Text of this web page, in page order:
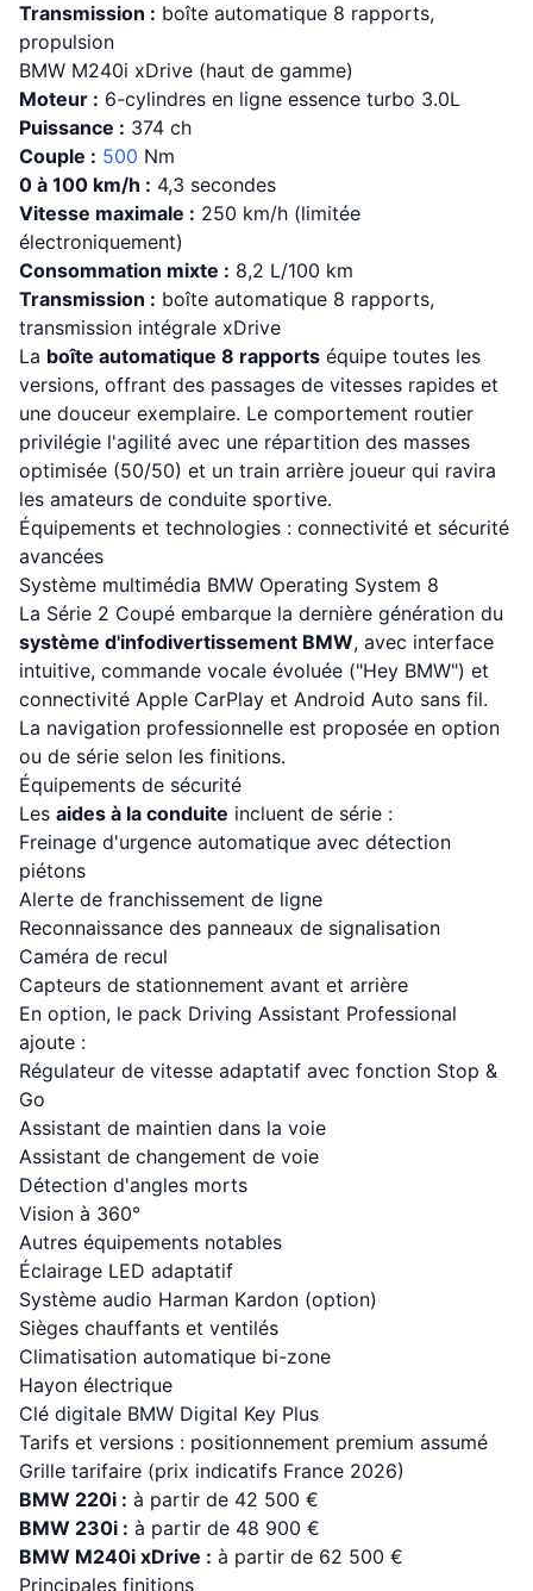
Transmission : boîte automatique 8 rapports,
propulsion
BMW M240i xDrive (haut de gamme)
Moteur : 6-cylindres en ligne essence turbo 3.0L
Puissance : 374 ch
Couple : 500 Nm
0 à 100 km/h : 4,3 secondes
Vitesse maximale : 250 km/h (limitée
électroniquement)
Consommation mixte : 8,2 L/100 km
Transmission : boîte automatique 8 rapports,
transmission intégrale xDrive
La boîte automatique 8 rapports équipe toutes les
versions, offrant des passages de vitesses rapides et
une douceur exemplaire. Le comportement routier
privilégie l'agilité avec une répartition des masses
optimisée (50/50) et un train arrière joueur qui ravira
les amateurs de conduite sportive.
Équipements et technologies : connectivité et sécurité
avancées
Système multimédia BMW Operating System 8
La Série 2 Coupé embarque la dernière génération du
système d'infodivertissement BMW, avec interface
intuitive, commande vocale évoluée ("Hey BMW") et
connectivité Apple CarPlay et Android Auto sans fil.
La navigation professionnelle est proposée en option
ou de série selon les finitions.
Équipements de sécurité
Les aides à la conduite incluent de série :
Freinage d'urgence automatique avec détection
piétons
Alerte de franchissement de ligne
Reconnaissance des panneaux de signalisation
Caméra de recul
Capteurs de stationnement avant et arrière
En option, le pack Driving Assistant Professional
ajoute :
Régulateur de vitesse adaptatif avec fonction Stop &
Go
Assistant de maintien dans la voie
Assistant de changement de voie
Détection d'angles morts
Vision à 360°
Autres équipements notables
Éclairage LED adaptatif
Système audio Harman Kardon (option)
Sièges chauffants et ventilés
Climatisation automatique bi-zone
Hayon électrique
Clé digitale BMW Digital Key Plus
Tarifs et versions : positionnement premium assumé
Grille tarifaire (prix indicatifs France 2026)
BMW 220i : à partir de 42 500 €
BMW 230i : à partir de 48 900 €
BMW M240i xDrive : à partir de 62 500 €
Principales finitions